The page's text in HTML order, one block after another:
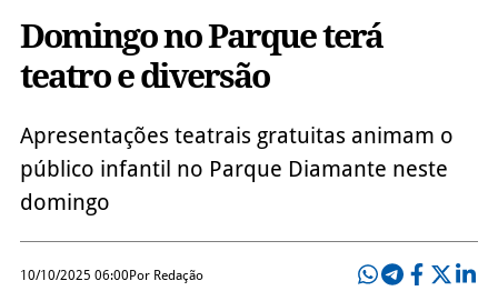
Domingo no Parque terá
teatro e diversão
Apresentações teatrais gratuitas animam o
público infantil no Parque Diamante neste
domingo
10/10/2025 06:00Por Redação